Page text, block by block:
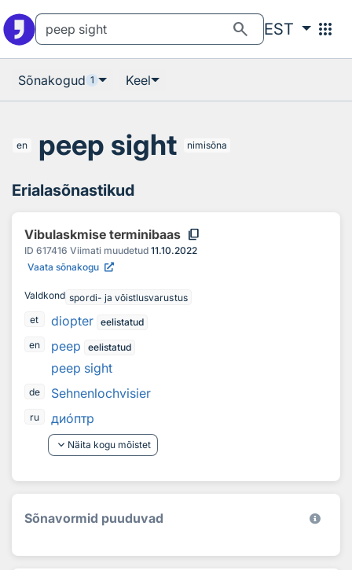
search EST apps
Sõnakogud 1 Keel
en peep sight nimisõna
Erialasõnastikud
Vibulaskmise terminibaas content_copy
ID 617416 Viimati muudetud 11.10.2022
Vaata sõnakogu
Valdkond spordi- ja võistlusvarustus
et
diopter eelistatud
en
peep eelistatud
peep sight
de Sehnenlochvisier
ru диоптр
keyboard_arrow_down Näita kogu mõistet
Sõnavormid puuduvad